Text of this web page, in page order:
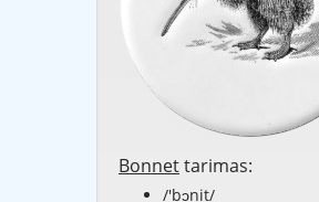
Bonnettarimas:
/'bɔnit/